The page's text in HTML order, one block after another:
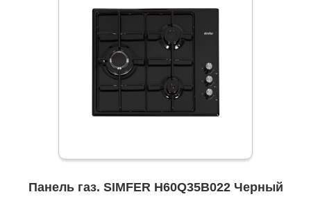
Панель газ. SIMFER H60Q35B022 Черный